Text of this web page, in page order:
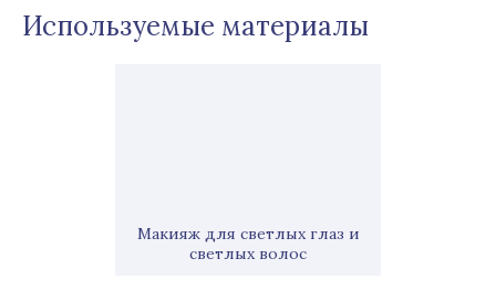
Используемые материалы
Макияж для светлых глаз и
светлых волос